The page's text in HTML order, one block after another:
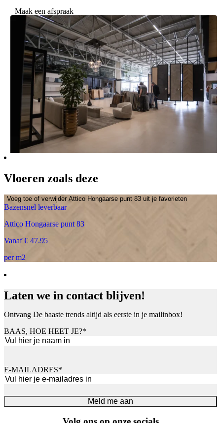
Maak een afspraak
Vloeren zoals deze
Voeg toe of verwijder Attico Hongaarse punt 83 uit je favorieten
Bazensnel leverbaar
Attico Hongaarse punt 83
Vanaf € 47.95
per m2
Laten we in contact blijven!
Ontvang De baaste trends altijd als eerste in je mailinbox!
BAAS, HOE HEET JE?*
E-MAILADRES*
Meld me aan